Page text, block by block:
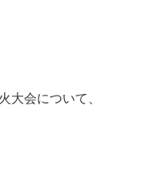
大会について、